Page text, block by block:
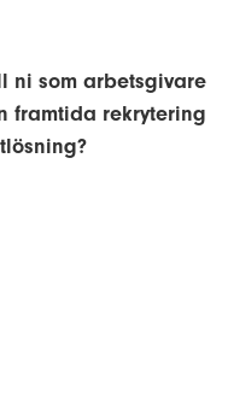
ni som arbetsgivare
framtida rekrytering